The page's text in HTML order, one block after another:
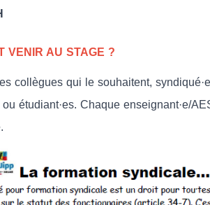
VENIR AU STAGE ?
collègues qui le souhaitent,
étudiant·es. Chaque enseignant·e/